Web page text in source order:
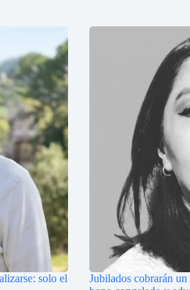
solo el
Jubilados cobrarán